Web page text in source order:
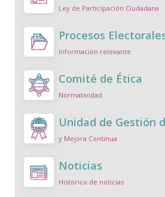
Ley de Participación Ciudadana
Procesos
Información relevante
Comité de Ética
Normatividad
Unidad de Gestión
y Mejora Continua
Noticias
Historico de noticias